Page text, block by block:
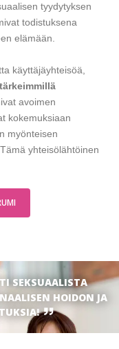
tyydytyksen
todistuksena
elämään.
käyttäjäyhteisöä,
tärkeimmillä
avoimen
kokemuksiaan
myönteisen
yhteisölähtöinen
SEKSUAALISTA
HOIDON JA